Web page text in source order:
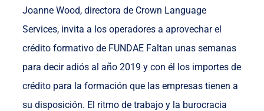
Joanne Wood, directora de Crown Language
Services, invita a los operadores a aprovechar el
crédito formativo de FUNDAE Faltan unas semanas
para decir adiós al año 2019 y con él los importes de
crédito para la formación que las empresas tienen a
su disposición. El ritmo de trabajo y la burocracia